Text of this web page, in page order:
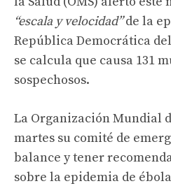
“escala y velocidad”de la
República Democrática del
se calcula que causa 131
sospechosos.
La Organización Mundial
martes su comité de
balance y tener
sobre la epidemia de